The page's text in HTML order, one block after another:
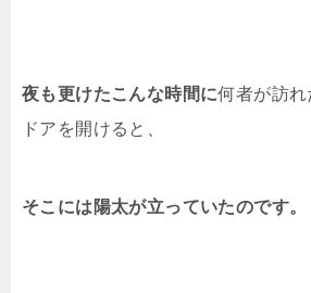
夜も更けたこんな時間に何者が訪
ドアを開けると、
そこには陽太が立っていたのです。